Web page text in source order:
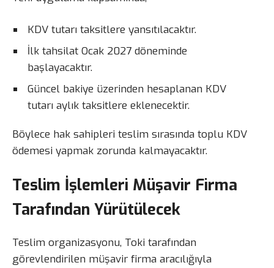
KDV tutarı taksitlere yansıtılacaktır.
İlk tahsilat Ocak 2027 döneminde
başlayacaktır.
Güncel bakiye üzerinden hesaplanan KDV
tutarı aylık taksitlere eklenecektir.
Böylece hak sahipleri teslim sırasında toplu KDV
ödemesi yapmak zorunda kalmayacaktır.
Teslim İşlemleri Müşavir Firma
Tarafından Yürütülecek
Teslim organizasyonu, Toki tarafından
görevlendirilen müşavir firma aracılığıyla